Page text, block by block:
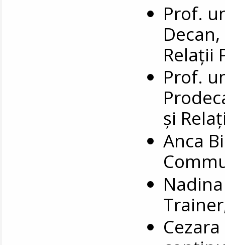
Prof.
Relații
Prof.
și
Anca